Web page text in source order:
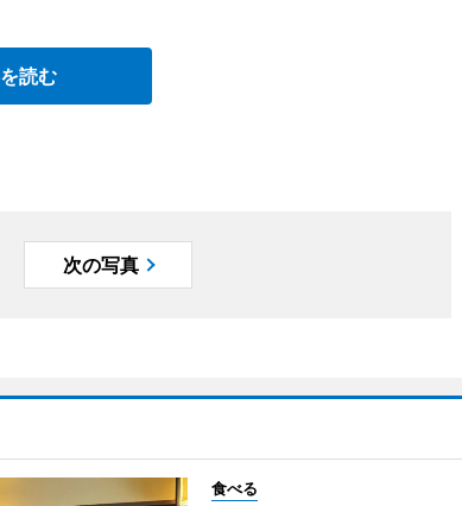
読む
次の写真
食べる